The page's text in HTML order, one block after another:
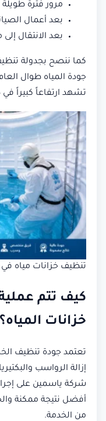
مرور فترة
بعد أعمال
بعد الانتقال
كما ننصح بجدولة
جودة المياه طوال
تشهد ارتفاعاً كبيراً
تنظيف خزانات مياه
كيف تتم
خزانات المياه؟
تعتمد جودة تنظيف
إزالة الرواسب
شركة ياسمين على
أفضل نتيجة ممكنة
من الخدمة.